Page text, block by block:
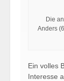
Die
Anders
Ein volles
Interesse